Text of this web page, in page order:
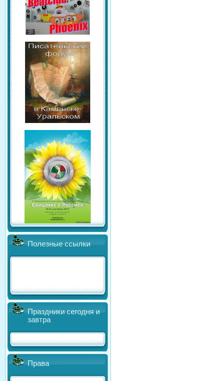
Полезные ссылки
Праздники сегодня и
завтра
Права